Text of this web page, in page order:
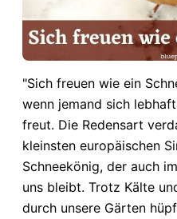
"Sich freuen wie ein
wenn jemand sich
freut. Die Redensart
kleinsten europäischen
Schneekönig, der auch
uns bleibt. Trotz Kälte
durch unsere Gärten